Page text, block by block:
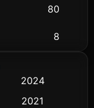
80
8
2024
2021